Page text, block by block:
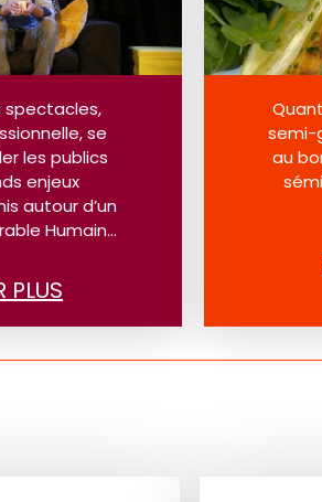
spectacles,
se
les publics
enjeux
autour d’un
Humain…
PLUS
semi-
au